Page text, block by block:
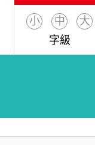
小 中
大
字級